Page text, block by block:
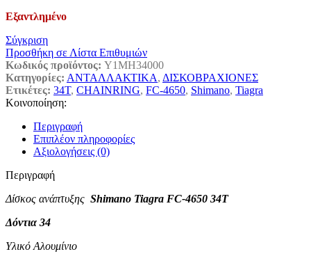
Εξαντλημένο
Σύγκριση
Προσθήκη σε Λίστα Επιθυμιών
Κωδικός προϊόντος: Y1MH34000
Κατηγορίες: ΑΝΤΑΛΛΑΚΤΙΚΑ, ΔΙΣΚΟΒΡΑΧΙΟΝΕΣ
Ετικέτες: 34T, CHAINRING, FC-4650, Shimano, Tiagra
Κοινοποίηση:
Περιγραφή
Επιπλέον πληροφορίες
Αξιολογήσεις (0)
Περιγραφή
Δίσκος ανάπτυξης Shimano Tiagra FC-4650 34T
Δόντια 34
Υλικό Αλουμίνιο